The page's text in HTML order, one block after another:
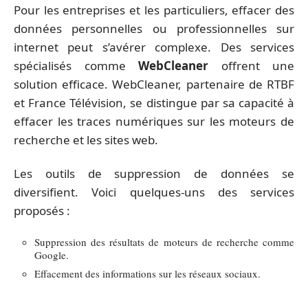
Pour les entreprises et les particuliers, effacer des
données personnelles ou professionnelles sur
internet peut s’avérer complexe. Des services
spécialisés comme WebCleaner offrent une
solution efficace. WebCleaner, partenaire de RTBF
et France Télévision, se distingue par sa capacité à
effacer les traces numériques sur les moteurs de
recherche et les sites web.
Les outils de suppression de données se
diversifient. Voici quelques-uns des services
proposés :
Suppression des résultats de moteurs de recherche comme
Google.
Effacement des informations sur les réseaux sociaux.